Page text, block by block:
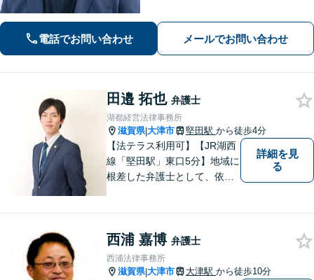
ます。一人で抱え込まず、まずはお気
軽にご相談ください。
電話でお問い合わせ メールでお問い合わせ
田邉 拓也 弁護士
湖都経営法律事務所
滋賀県|大津市 堅田駅 から徒歩4分
【法テラス利用可】【JR湖西
線「堅田駅」東口5分】地域に
根差した弁護士として、依頼
ます。弁護士に依頼するのは
敷居が高いとお考えの方も、
まずは一度ご相談ください。
詳細を見
る
西浦 嘉博 弁護士
西浦法律事務所
滋賀県|大津市 大津駅 から徒歩10分